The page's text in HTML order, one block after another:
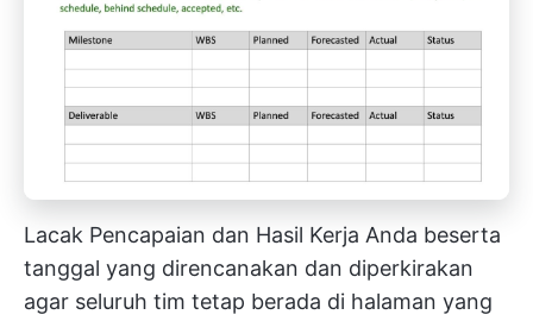
Lacak Pencapaian dan Hasil Kerja Anda beserta
tanggal yang direncanakan dan diperkirakan
agar seluruh tim tetap berada di halaman yang